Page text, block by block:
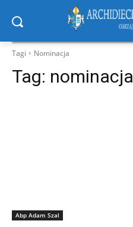
Tagi Nominacja
Tag: nominacja
Abp Adam Szal